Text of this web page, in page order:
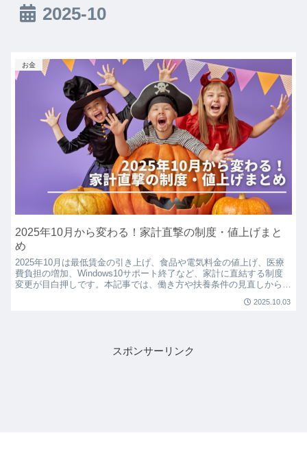
2025-10
お金
2025年10月から変わる！家計直撃の制度・値上げまと
め
2025年10月は最低賃金の引き上げ、食品や電気料金の値上げ、医療
費負担の増加、Windows10サポート終了など、家計に直結する制度
変更が目白押しです。本記事では、働き方や扶養条件の見直しから生
2025.10.03
スポンサーリンク